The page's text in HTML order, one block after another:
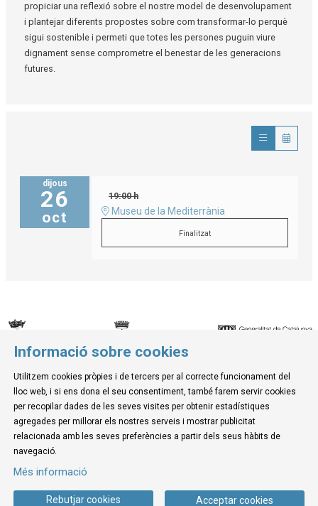
propiciar una reflexió sobre el nostre model de desenvolupament
i plantejar diferents propostes sobre com transformar-lo perquè
sigui sostenible i permeti que totes les persones puguin viure
dignament sense comprometre el benestar de les generacions
futures.
dijous
26
oct
19:00 h
Museu de la Mediterrània
Finalitzat
© Museu de la Mediterrània
C. d'Ullà, 27-31 | 17257 Torroella de Montgrí
Tel. 972 755 180 a/e: info@museudelamediterrania.cat
Sitemap |
Informació sobre cookies
Utilitzem cookies pròpies i de tercers per al correcte funcionament del
lloc web, i si ens dona el seu consentiment, també farem servir cookies
per recopilar dades de les seves visites per obtenir estadístiques
agregades per millorar els nostres serveis i mostrar publicitat
relacionada amb les seves preferències a partir dels seus hàbits de
navegació.
Més informació
Acceptar cookies
Rebutjar cookies